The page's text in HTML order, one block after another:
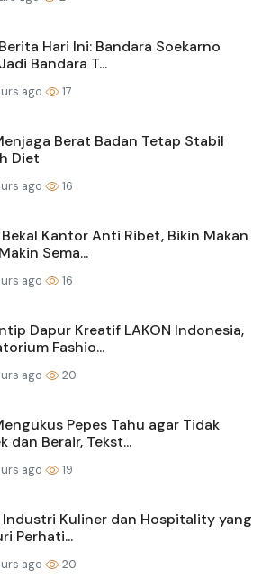
Hari Ini: Bandara Soekarno
Bandara T...
ago 17
Berat Badan Tetap Stabil
Diet
ago 16
Kantor Anti Ribet, Bikin Makan
Sema...
ago 16
Dapur Kreatif LAKON Indonesia,
Fashio...
ago 20
Pepes Tahu agar Tidak
dan Berair, Tekst...
ago 19
Industri Kuliner dan Hospitality yang
Perhati...
ago 20